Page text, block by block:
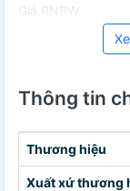
Giá RNBW
Thông tin
Thương hiệu
Xuất xứ thương